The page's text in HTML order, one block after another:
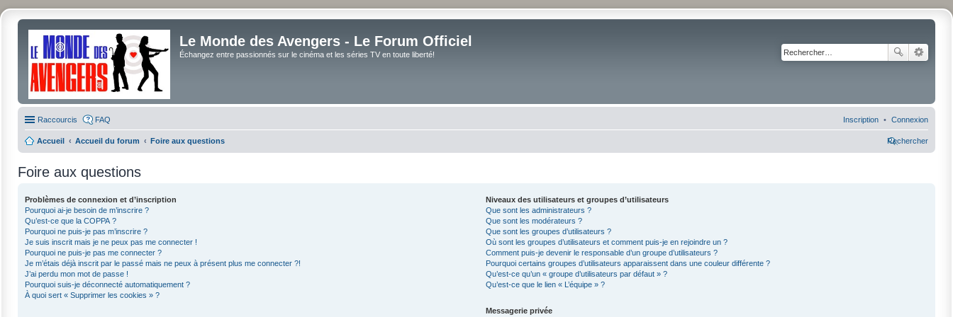
Le Monde des Avengers - Le Forum Officiel
Échangez entre passionnés sur le cinéma et les séries TV en toute liberté!
Raccourcis FAQ Connexion
Inscription
Accueil Accueil du forum Foire aux questions Rechercher
Foire aux questions
Problèmes de connexion et d’inscription
Pourquoi ai-je besoin de m’inscrire ?
Qu’est-ce que la COPPA ?
Pourquoi ne puis-je pas m’inscrire ?
Je suis inscrit mais je ne peux pas me connecter !
Pourquoi ne puis-je pas me connecter ?
Je m’étais déjà inscrit par le passé mais ne peux à présent plus me connecter ?!
J’ai perdu mon mot de passe !
Pourquoi suis-je déconnecté automatiquement ?
À quoi sert « Supprimer les cookies » ?
Niveaux des utilisateurs et groupes d’utilisateurs
Que sont les administrateurs ?
Que sont les modérateurs ?
Que sont les groupes d’utilisateurs ?
Où sont les groupes d’utilisateurs et comment puis-je en rejoindre un ?
Comment puis-je devenir le responsable d’un groupe d’utilisateurs ?
Pourquoi certains groupes d’utilisateurs apparaissent dans une couleur différente ?
Qu’est-ce qu’un « groupe d’utilisateurs par défaut » ?
Qu’est-ce que le lien « L’équipe » ?
Messagerie privée